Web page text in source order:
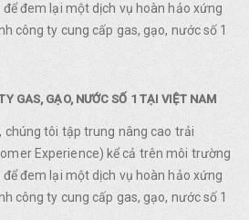
đem lại một dịch vụ hoàn hảo xứng
công ty cung cấp gas, gạo, nước số 1
GAS, GẠO, NƯỚC SỐ 1 TẠI VIỆT NAM
tôi tập trung nâng cao trải
Experience) kể cả trên môi trường
đem lại một dịch vụ hoàn hảo xứng
công ty cung cấp gas, gạo, nước số 1